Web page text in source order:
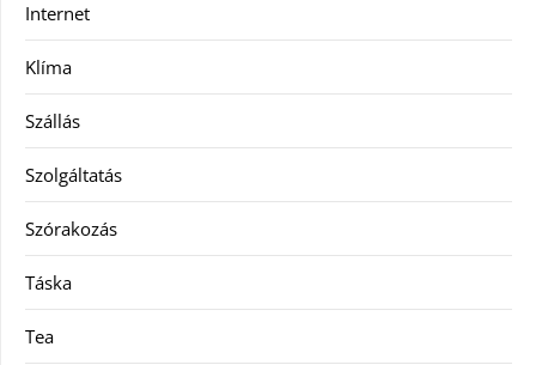
Internet
Klíma
Szállás
Szolgáltatás
Szórakozás
Táska
Tea